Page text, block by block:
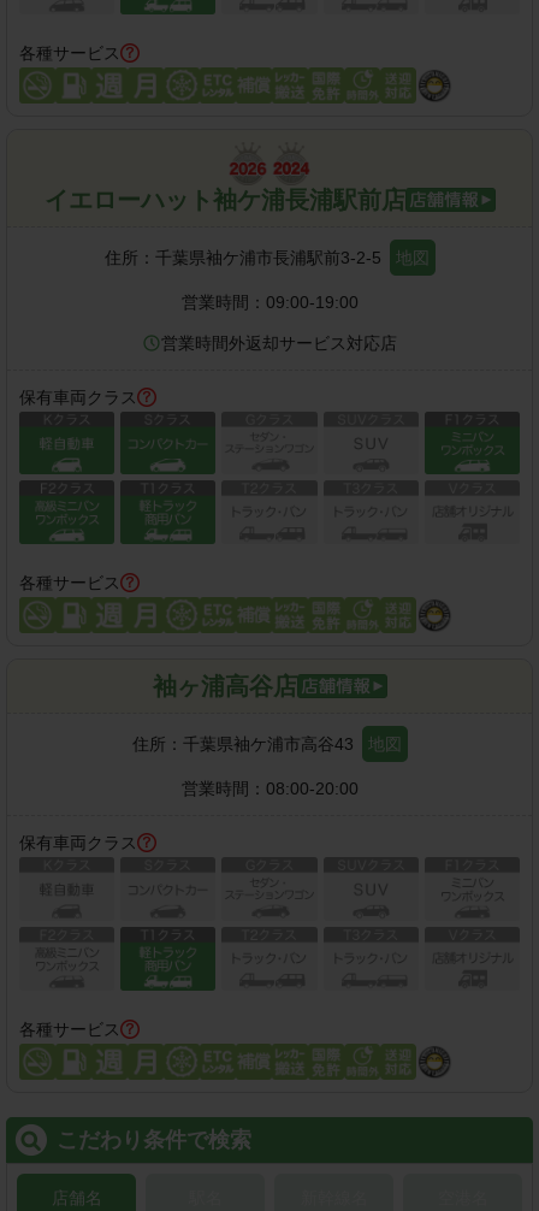
各種サービス
イエローハット袖ケ浦長浦駅前店
住所： 千葉県袖ケ浦市長浦駅前3-2-5 地図
営業時間： 09:00-19:00
営業時間外返却サービス対応店
保有車両クラス
各種サービス
袖ヶ浦高谷店
住所： 千葉県袖ケ浦市高谷43 地図
営業時間： 08:00-20:00
保有車両クラス
各種サービス
こだわり条件で検索
店舗名